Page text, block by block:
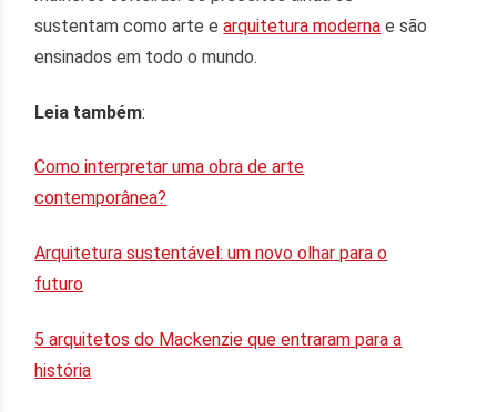
sustentam como arte earquitetura moderna e são
ensinados em todo o mundo.
Leia também:
Como interpretar uma obra de arte
contemporânea?
Arquitetura sustentável: um novo olhar para o
futuro
5 arquitetos do Mackenzie que entraram para a
história